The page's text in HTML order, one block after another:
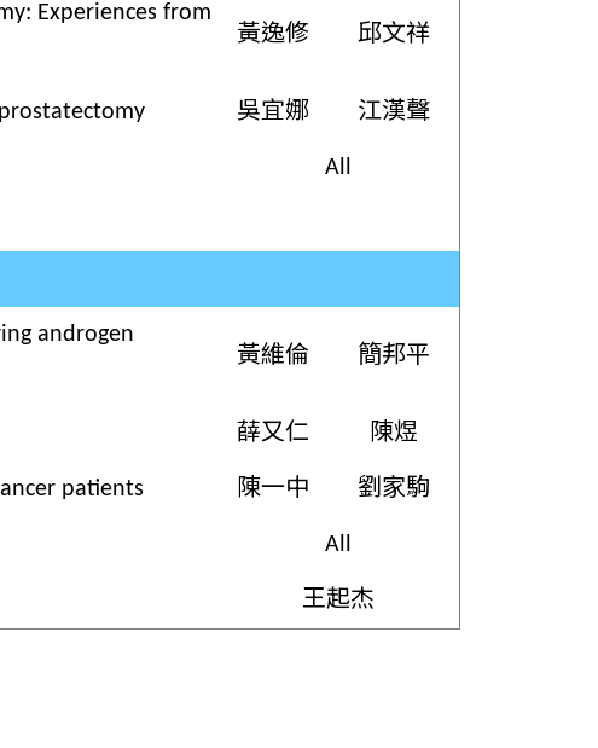
Experiences from
黃逸修 邱文祥
吳宜娜 江漢聲
All
androgen
黃維倫 簡邦平
薛又仁 陳煜
patients 陳一中 劉家駒
All
王起杰